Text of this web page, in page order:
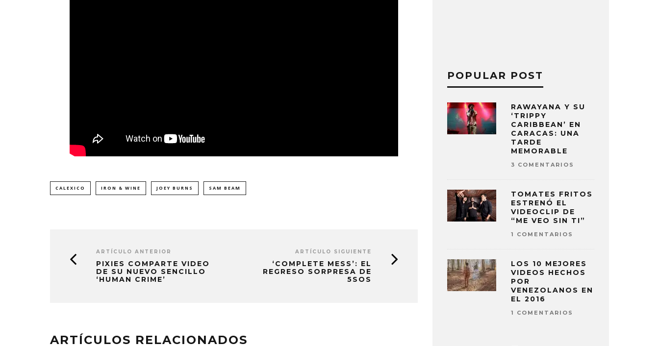
CALEXICO IRON & WINE JOEY BURNS SAM BEAM
ARTÍCULO ANTERIOR
PIXIES COMPARTE VIDEO
DE SU NUEVO SENCILLO
‘HUMAN CRIME’
ARTÍCULO SIGUIENTE
‘COMPLETE MESS’: EL
REGRESO SORPRESA DE
5SOS
ARTÍCULOS RELACIONADOS
POPULAR POST
RAWAYANA Y SU
‘TRIPPY
CARIBBEAN’ EN
CARACAS: UNA
TARDE
MEMORABLE
3 COMENTARIOS
TOMATES FRITOS
ESTRENÓ EL
VIDEOCLIP DE
“ME VEO SIN TI”
1 COMENTARIOS
LOS 10 MEJORES
VIDEOS HECHOS
POR
VENEZOLANOS EN
EL 2016
1 COMENTARIOS